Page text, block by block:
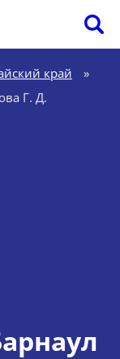
край
»
Г. Д.